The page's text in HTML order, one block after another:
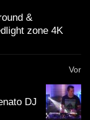
&
zone 4K
Vor
DJ